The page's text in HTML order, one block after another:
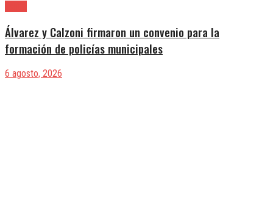
Álvarez y Calzoni firmaron un convenio para la
formación de policías municipales
6 agosto, 2026